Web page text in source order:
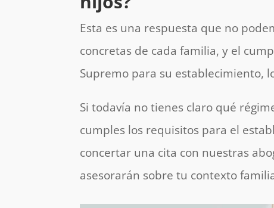
Esta es una respuesta que no
concretas de cada familia, y el
Supremo para su establecimiento,
Si todavía no tienes claro qué
cumples los requisitos para el
concertar una cita con nuestras
asesorarán sobre tu contexto